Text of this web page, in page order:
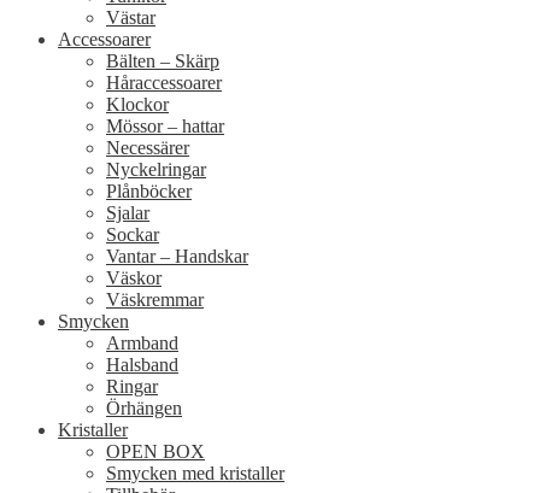
Västar
Accessoarer
Bälten – Skärp
Håraccessoarer
Klockor
Mössor – hattar
Necessärer
Nyckelringar
Plånböcker
Sjalar
Sockar
Vantar – Handskar
Väskor
Väskremmar
Smycken
Armband
Halsband
Ringar
Örhängen
Kristaller
OPEN BOX
Smycken med kristaller